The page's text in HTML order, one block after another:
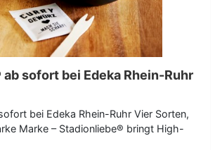
sofort bei Edeka Rhein-Ruhr
bei Edeka Rhein-Ruhr Vier Sorten,
Marke – Stadionliebe® bringt High-